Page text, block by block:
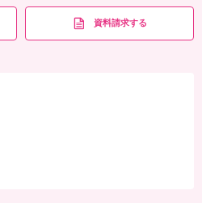
資料請求する